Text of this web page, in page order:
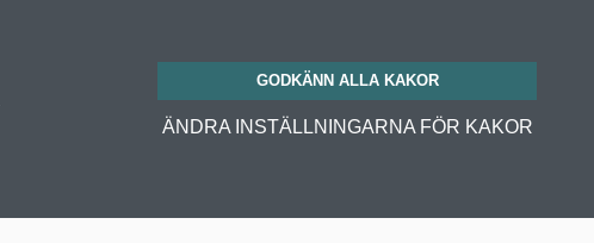
GODKÄNN ALLA KAKOR
ÄNDRA INSTÄLLNINGARNA FÖR KAKOR